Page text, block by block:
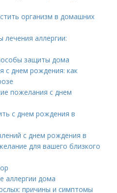
организм в домашних
аллергии:
защиты дома
с днем рождения: как
пожелания с днем
с днем рождения в
с днем рождения в
для вашего близкого
аллергии дома
причины и симптомы